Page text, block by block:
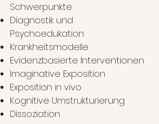
Schwerpunkte:
Diagnostik und
Psychoedukation
Krankheitsmodelle
Evidenzbasierte Interventionen
Imaginative Exposition
Exposition in vivo
Kognitive Umstrukturierung
Dissoziation